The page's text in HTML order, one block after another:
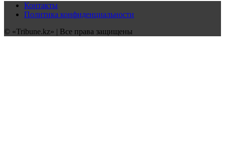
Контакты
Политика конфиденциальности
© «Tribune.kz» | Все права защищены